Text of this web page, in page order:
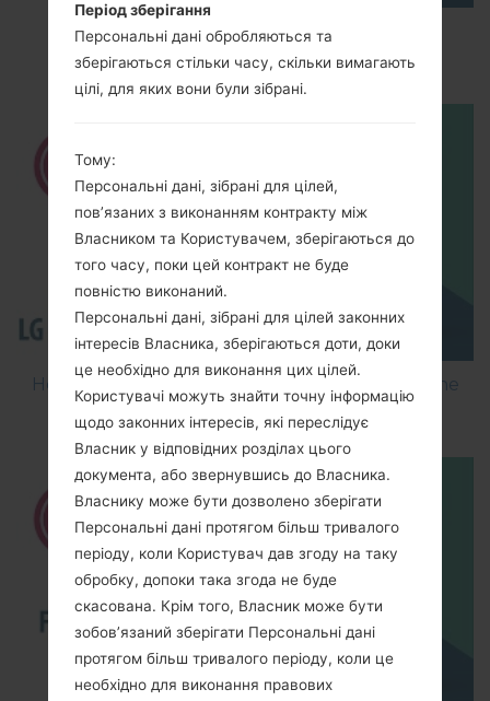
How to Enable Developer Options & USB
Debugging on LG ?
How to Flash Stock Firmware on LG Smartphone
using LG Flash Tool 2014?
Період зберігання
Персональні дані обробляються та
зберігаються стільки часу, скільки вимагають
цілі, для яких вони були зібрані.
Тому:
Персональні дані, зібрані для цілей,
пов’язаних з виконанням контракту між
Власником та Користувачем, зберігаються до
того часу, поки цей контракт не буде
повністю виконаний.
Персональні дані, зібрані для цілей законних
інтересів Власника, зберігаються доти, доки
це необхідно для виконання цих цілей.
Користувачі можуть знайти точну інформацію
щодо законних інтересів, які переслідує
Власник у відповідних розділах цього
документа, або звернувшись до Власника.
Власнику може бути дозволено зберігати
Персональні дані протягом більш тривалого
періоду, коли Користувач дав згоду на таку
обробку, допоки така згода не буде
скасована. Крім того, Власник може бути
зобов’язаний зберігати Персональні дані
протягом більш тривалого періоду, коли це
необхідно для виконання правових